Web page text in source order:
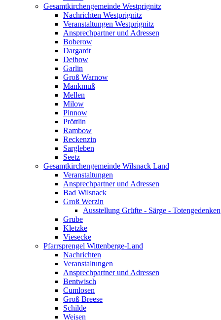
Gesamtkirchengemeinde Westprignitz
Nachrichten Westprignitz
Veranstaltungen Westprignitz
Ansprechpartner und Adressen
Boberow
Dargardt
Deibow
Garlin
Groß Warnow
Mankmuß
Mellen
Milow
Pinnow
Pröttlin
Rambow
Reckenzin
Sargleben
Seetz
Gesamtkirchengemeinde Wilsnack Land
Veranstaltungen
Ansprechpartner und Adressen
Bad Wilsnack
Groß Werzin
Ausstellung Grüfte - Särge - Totengedenken
Grube
Kletzke
Viesecke
Pfarrsprengel Wittenberge-Land
Nachrichten
Veranstaltungen
Ansprechpartner und Adressen
Bentwisch
Cumlosen
Groß Breese
Schilde
Weisen